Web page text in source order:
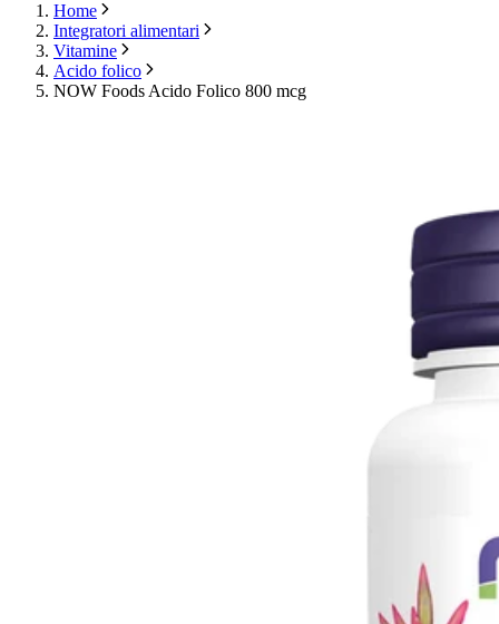
Home
Integratori alimentari
Vitamine
Acido folico
NOW Foods Acido Folico 800 mcg